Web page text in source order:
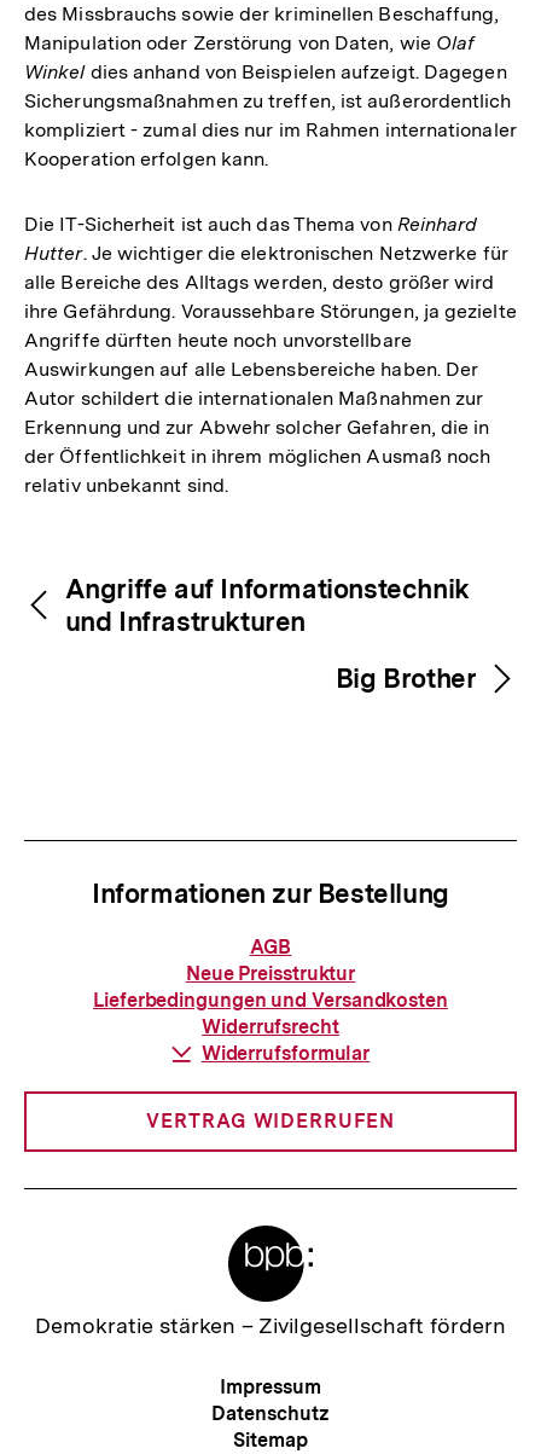
des Missbrauchs sowie der kriminellen Beschaffung,
Manipulation oder Zerstörung von Daten, wie Olaf
Winkeldies anhand von Beispielen aufzeigt. Dagegen
Sicherungsmaßnahmen zu treffen, ist außerordentlich
kompliziert - zumal dies nur im Rahmen internationaler
Kooperation erfolgen kann.
Die IT-Sicherheit ist auch das Thema von Reinhard
Hutter. Je wichtiger die elektronischen Netzwerke für
alle Bereiche des Alltags werden, desto größer wird
ihre Gefährdung. Voraussehbare Störungen, ja gezielte
Angriffe dürften heute noch unvorstellbare
Auswirkungen auf alle Lebensbereiche haben. Der
Autor schildert die internationalen Maßnahmen zur
Erkennung und zur Abwehr solcher Gefahren, die in
der Öffentlichkeit in ihrem möglichen Ausmaß noch
relativ unbekannt sind.
Inhaltsnavigation
Inhaltsnavigation
Angriffe auf Informationstechnik
und Infrastrukturen
Big Brother
Informationen zur Bestellung
Informationen
zur
Bestellung
AGB
Neue Preisstruktur
Lieferbedingungen und Versandkosten
Widerrufsrecht
Download-
Widerrufsformular
VERTRAG WIDERRUFEN
Zur
Demokratie stärken – Zivilgesellschaft fördern
Meta-
Navigation
Impressum
Datenschutz
Sitemap